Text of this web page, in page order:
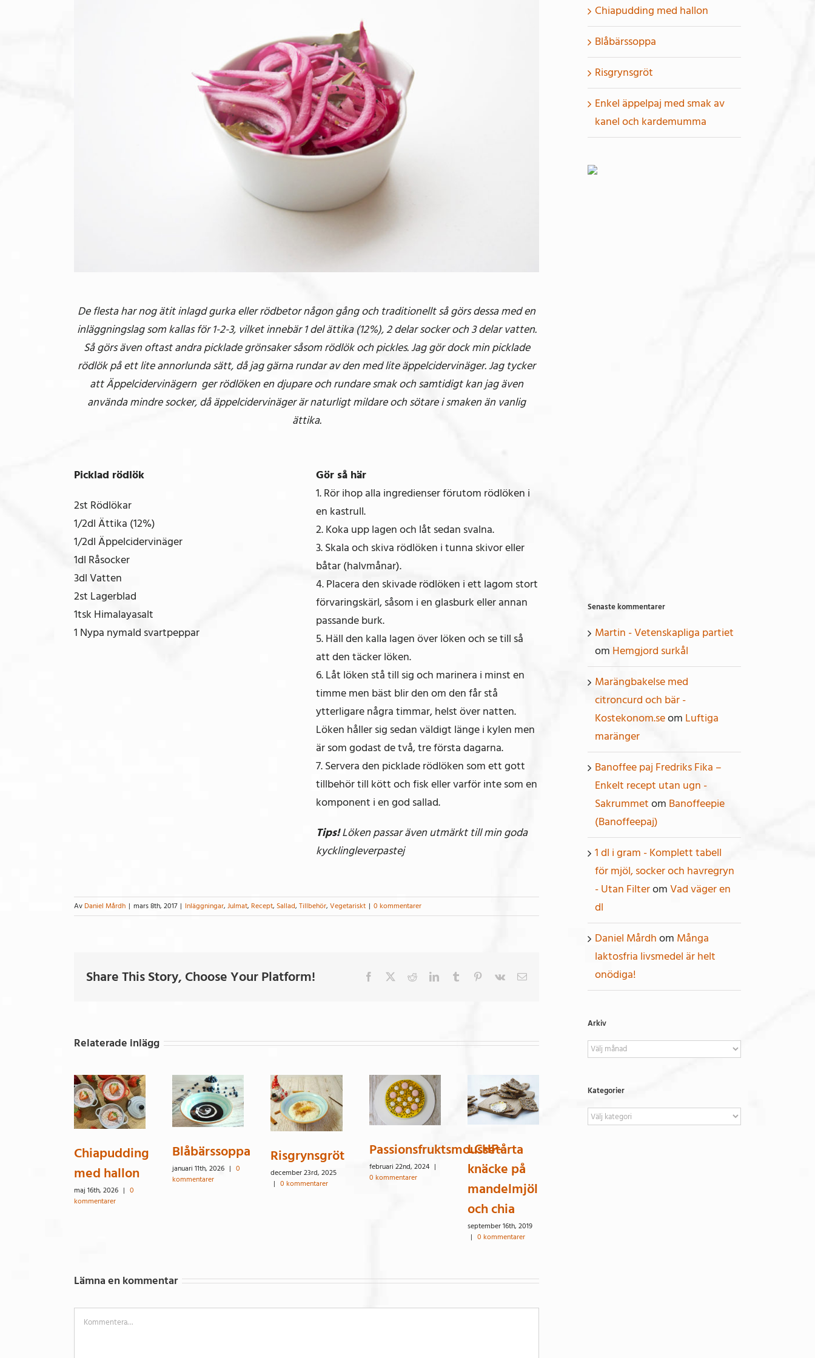
De flesta har nog ätit inlagd gurka eller rödbetor någon gång och traditionellt så görs dessa med en
inläggningslag som kallas för 1-2-3, vilket innebär 1 del ättika (12%), 2 delar socker och 3 delar vatten.
Så görs även oftast andra picklade grönsaker såsom rödlök och pickles. Jag gör dock min picklade
rödlök på ett lite annorlunda sätt, då jag gärna rundar av den med lite äppelcidervinäger. Jag tycker
att Äppelcidervinägern ger rödlöken en djupare och rundare smak och samtidigt kan jag även
använda mindre socker, då äppelcidervinäger är naturligt mildare och sötare i smaken än vanlig
ättika.
Picklad rödlök
2st Rödlökar
1/2dl Ättika (12%)
1/2dl Äppelcidervinäger
1dl Råsocker
3dl Vatten
2st Lagerblad
1tsk Himalayasalt
1 Nypa nymald svartpeppar
Gör så här
1. Rör ihop alla ingredienser förutom rödlöken i
en kastrull.
2. Koka upp lagen och låt sedan svalna.
3. Skala och skiva rödlöken i tunna skivor eller
båtar (halvmånar).
4. Placera den skivade rödlöken i ett lagom stort
förvaringskärl, såsom i en glasburk eller annan
passande burk.
5. Häll den kalla lagen över löken och se till så
att den täcker löken.
6. Låt löken stå till sig och marinera i minst en
timme men bäst blir den om den får stå
ytterligare några timmar, helst över natten.
Löken håller sig sedan väldigt länge i kylen men
är som godast de två, tre första dagarna.
7. Servera den picklade rödlöken som ett gott
tillbehör till kött och fisk eller varför inte som en
komponent i en god sallad.
Tips!Löken passar även utmärkt till min goda
kycklingleverpastej
Av Daniel Mårdh | mars 8th, 2017 | Inläggningar, Julmat, Recept, Sallad, Tillbehör, Vegetariskt | 0 kommentarer
Share This Story, Choose Your Platform! Facebook RedditLinkedInTumblr Pinterest
Vk
E-
Relaterade inlägg
Chiapudding
med hallon
maj 16th, 2026 | 0
kommentarer
Blåbärssoppa
januari 11th, 2026 | 0
kommentarer
Risgrynsgröt
december 23rd, 2025
| 0 kommentarer
Passionsfruktsmoussetårta
februari 22nd, 2024 |
0 kommentarer
LCHF-
knäcke på
mandelmjöl
och chia
september 16th, 2019
| 0 kommentarer
Lämna en kommentar
Kommentar
Chiapudding med hallon
Blåbärssoppa
Risgrynsgröt
Enkel äppelpaj med smak av
kanel och kardemumma
Senaste kommentarer
Martin - Vetenskapliga partiet
om Hemgjord surkål
Marängbakelse med
citroncurd och bär -
Kostekonom.seom Luftiga
maränger
Banoffee paj Fredriks Fika –
Enkelt recept utan ugn -
Sakrummetom Banoffeepie
(Banoffeepaj)
1 dl i gram - Komplett tabell
för mjöl, socker och havregryn
- Utan FilteromVad väger en
dl
Daniel Mårdhom Många
laktosfria livsmedel är helt
onödiga!
Arkiv
Arkiv
Kategorier
Kategorier